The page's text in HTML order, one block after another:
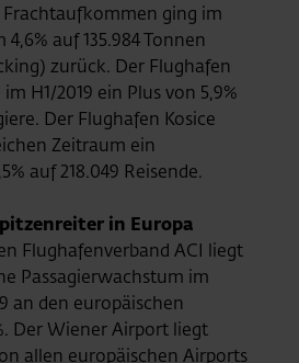
Frachtaufkommen ging im
auf 135.984 Tonnen
zurück. Der Flughafen
H1/2019 ein Plus von 5,9%
Der Flughafen Kosice
Zeitraum ein
auf 218.049 Reisende.
in Europa
Flughafenverband ACI liegt
Passagierwachstum im
an den europäischen
Der Wiener Airport liegt
allen europäischen Airports